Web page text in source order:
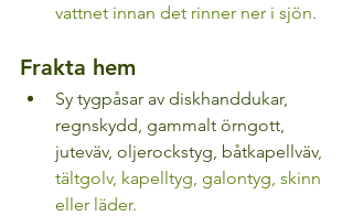
vattnet innan det rinner ner i sjön.
Frakta hem
Sy tygpåsar av diskhanddukar,
regnskydd, gammalt örngott,
juteväv, oljerockstyg, båtkapellväv,
tältgolv, kapelltyg, galontyg, skinn
eller läder.